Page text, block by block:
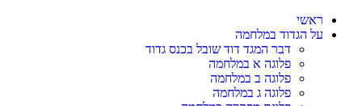
ראשי
על הגדוד במלחמה
דבר המגד דוד שובל בכנס גדוד
פלוגה א במלחמה
פלוגה ב במלחמה
פלוגה ג במלחמה